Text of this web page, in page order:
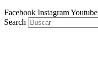
Facebook InstagramYoutube
Search